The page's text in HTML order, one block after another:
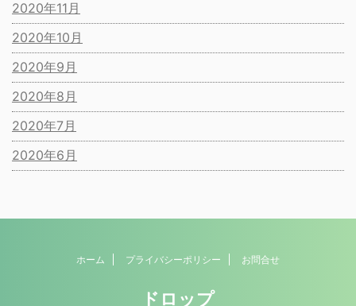
2020年11月
2020年10月
2020年9月
2020年8月
2020年7月
2020年6月
ホーム プライバシーポリシー お問合せ
ドロップ